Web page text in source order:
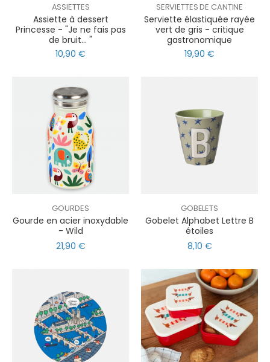
ASSIETTES
Assiette à dessert
Princesse - "Je ne fais pas
de bruit... "
10,90 €
SERVIETTES DE CANTINE
Serviette élastiquée rayée
vert de gris - critique
gastronomique
19,90 €
GOURDES
Gourde en acier inoxydable
- Wild
21,90 €
GOBELETS
Gobelet Alphabet Lettre B
étoiles
8,10 €